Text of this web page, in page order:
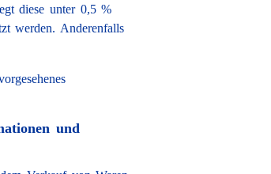
diese unter 0,5 %
werden. Anderenfalls
und